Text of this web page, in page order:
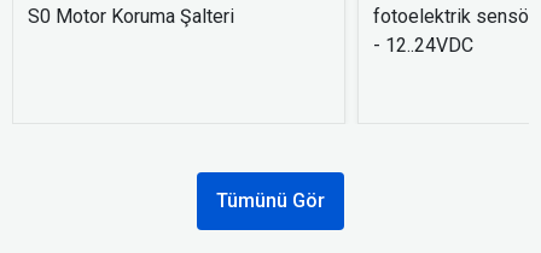
S0 Motor Koruma Şalteri
fotoelektrik sensör
- 12..24VDC
Tümünü Gör